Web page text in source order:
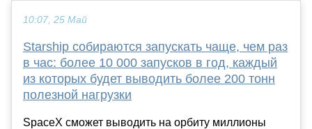
10:07, 25 Май
Starship собираются запускать чаще, чем раз
в час: более 10 000 запусков в год, каждый
из которых будет выводить более 200 тонн
полезной нагрузки
SpaceX сможет выводить на орбиту миллионы